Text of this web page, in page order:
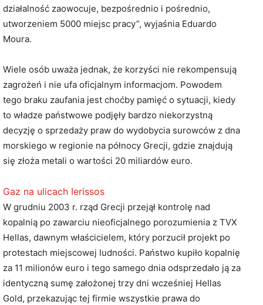
działalność zaowocuje, bezpośrednio i pośrednio,
utworzeniem 5000 miejsc pracy”, wyjaśnia Eduardo
Moura.
Wiele osób uważa jednak, że korzyści nie rekompensują
zagrożeń i nie ufa oficjalnym informacjom. Powodem
tego braku zaufania jest choćby pamięć o sytuacji, kiedy
to władze państwowe podjęły bardzo niekorzystną
decyzję o sprzedaży praw do wydobycia surowców z dna
morskiego w regionie na północy Grecji, gdzie znajdują
się złoża metali o wartości 20 miliardów euro.
Gaz na ulicach Ierissos
W grudniu 2003 r. rząd Grecji przejął kontrolę nad
kopalnią po zawarciu nieoficjalnego porozumienia z TVX
Hellas, dawnym właścicielem, który porzucił projekt po
protestach miejscowej ludności. Państwo kupiło kopalnię
za 11 milionów euro i tego samego dnia odsprzedało ją za
identyczną sumę założonej trzy dni wcześniej Hellas
Gold, przekazując tej firmie wszystkie prawa do